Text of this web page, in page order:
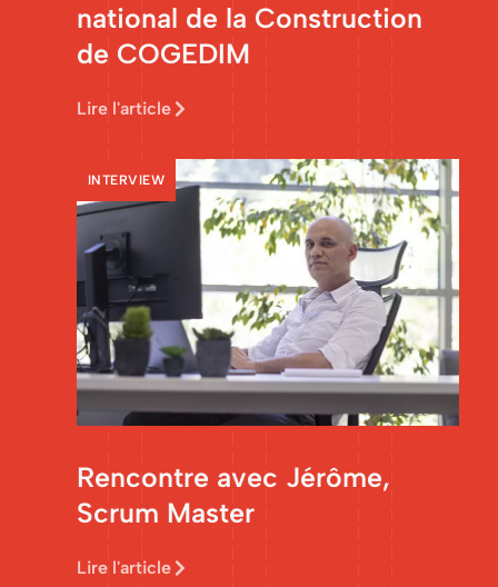
national de la Construction
de COGEDIM
Lire l'article
INTERVIEW
Rencontre avec Jérôme,
Scrum Master
Lire l'article